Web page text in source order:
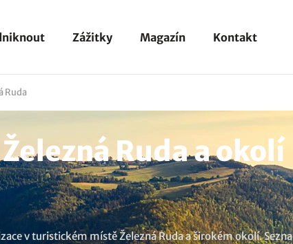
Zážitky Magazín Kontakt
Ruda
Ruda a okolí
v turistickém místě Železná Ruda a širokém okolí.